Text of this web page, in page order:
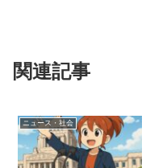
関連記事
ニュース・社会